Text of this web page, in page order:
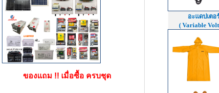
ของแถม !! เมื่อซื้อ ครบชุด
อะแดปเตอ
( Variable